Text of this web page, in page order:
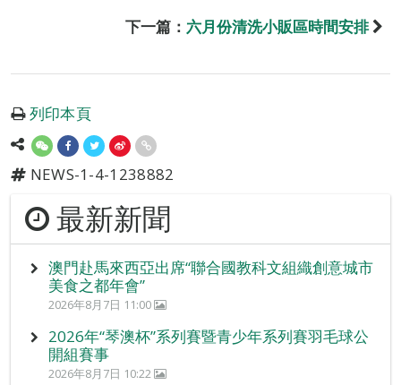
下一篇： 六月份清洗小販區時間安排
列印本頁
NEWS-1-4-1238882
最新新聞
澳門赴馬來西亞出席“聯合國教科文組織創意城市
美食之都年會”
2026年8月7日 11:00
2026年“琴澳杯”系列賽暨青少年系列賽羽毛球公
開組賽事
2026年8月7日 10:22